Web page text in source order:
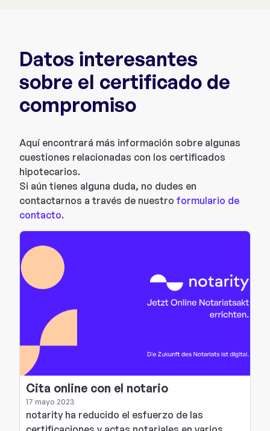
Datos interesantes
sobre el certificado de
compromiso
Aquí encontrará más información sobre algunas
cuestiones relacionadas con los certificados
hipotecarios.
Si aún tienes alguna duda, no dudes en
contactarnos a través de nuestro formulario de
contacto.
Cita online con el notario
17 mayo 2023
notarity ha reducido el esfuerzo de las